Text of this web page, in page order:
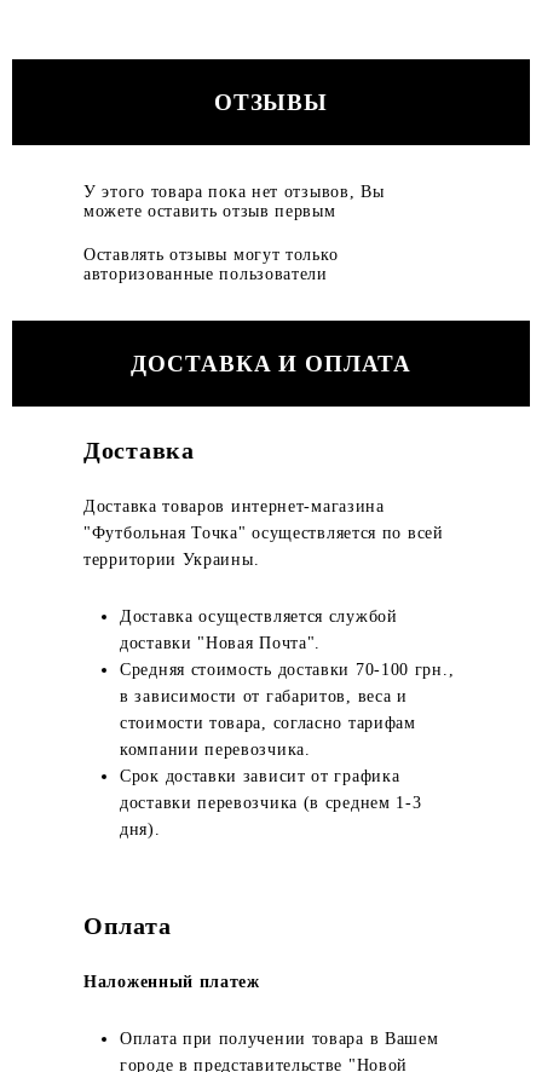
ОТЗЫВЫ
У этого товара пока нет отзывов, Вы
можете оставить отзыв первым
Оставлять отзывы могут только
авторизованные пользователи
ДОСТАВКА И ОПЛАТА
Доставка
Доставка товаров интернет-магазина
"Футбольная Точка" осуществляется по всей
территории Украины.
Доставка осуществляется службой
доставки "Новая Почта".
Средняя стоимость доставки 70-100 грн.,
в зависимости от габаритов, веса и
стоимости товара, согласно тарифам
компании перевозчика.
Срок доставки зависит от графика
доставки перевозчика (в среднем 1-3
дня).
Оплата
Наложенный платеж
Оплата при получении товара в Вашем
городе в представительстве "Новой